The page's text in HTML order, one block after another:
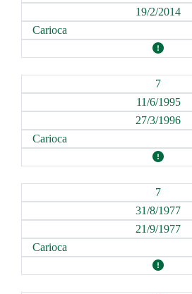
19/2/2014
Carioca
7
11/6/1995
27/3/1996
Carioca
7
31/8/1977
21/9/1977
Carioca